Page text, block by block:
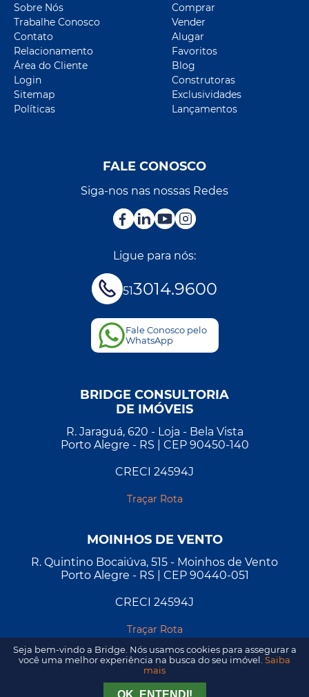
Tirar Dúvida Agendar Visita
Sobre Nós
Trabalhe Conosco
Contato
Relacionamento
Área do Cliente
Login
Sitemap
Políticas
Comprar
Vender
Alugar
Favoritos
Blog
Construtoras
Exclusividades
Lançamentos
FALE CONOSCO
Siga-nos nas nossas Redes
Ligue para nós:
513014.9600
Fale Conosco pelo
WhatsApp
BRIDGE CONSULTORIA
DE IMÓVEIS
R. Jaraguá, 620 - Loja - Bela Vista
Porto Alegre - RS | CEP 90450-140
CRECI 24594J
Traçar Rota
MOINHOS DE VENTO
R. Quintino Bocaiúva, 515 - Moinhos de Vento
Porto Alegre - RS | CEP 90440-051
CRECI 24594J
Traçar Rota
Seja bem-vindo a Bridge. Nós usamos cookies para assegurar a
você uma melhor experiência na busca do seu imóvel. Saiba
mais
OK, ENTENDI!